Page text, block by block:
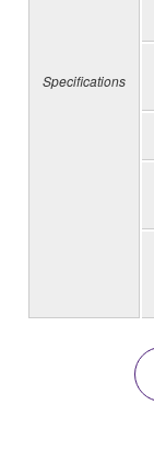
Specifications